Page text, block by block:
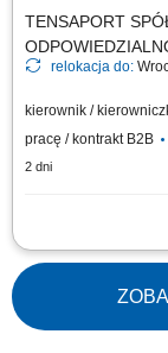
TENSAPORT
relokacja do:
kierownik /
pracę / kontrakt B2B
2 dni
Zakres zadań:
budowlanymi (roboty
linii SN, konstrukcje
obiekty kubaturowe;